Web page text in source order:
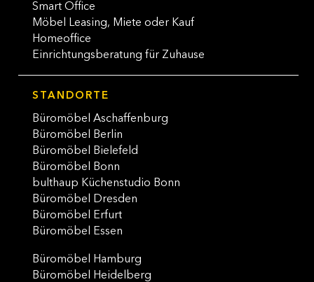
Smart Office
Möbel Leasing, Miete oder Kauf
Homeoffice
Einrichtungsberatung für Zuhause
STANDORTE
Büromöbel Aschaffenburg
Büromöbel Berlin
Büromöbel Bielefeld
Büromöbel Bonn
bulthaup Küchenstudio Bonn
Büromöbel Dresden
Büromöbel Erfurt
Büromöbel Essen
Büromöbel Hamburg
Büromöbel Heidelberg